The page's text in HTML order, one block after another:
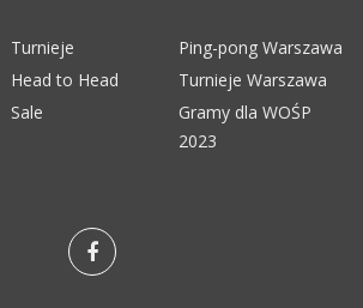
Turnieje
Ping-pong Warszawa
Head to Head
Turnieje Warszawa
Sale
Gramy dla WOŚP
2023